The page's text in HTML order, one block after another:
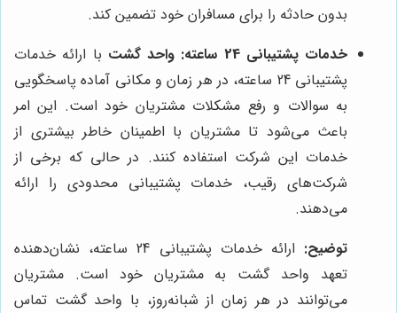
بدون حادثه را برای مسافران خود تضمین کند.
خدمات پشتیبانی 24 ساعته:
واحد گشت با ارائه خدمات
پشتیبانی 24 ساعته، در هر زمان و مکانی آماده پاسخگویی
به سوالات و رفع مشکلات مشتریان خود است. این امر
باعث می‌شود تا مشتریان با اطمینان خاطر بیشتری از
خدمات این شرکت استفاده کنند. در حالی که برخی از
شرکت‌های رقیب، خدمات پشتیبانی محدودی را ارائه
می‌دهند.
توضیح:
ارائه خدمات پشتیبانی 24 ساعته، نشان‌دهنده
تعهد واحد گشت به مشتریان خود است. مشتریان
می‌توانند در هر زمان از شبانه‌روز، با واحد گشت تماس